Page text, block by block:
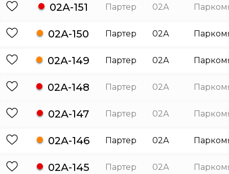
02А-151 Партер 02А
02А-150 Партер 02А
02А-149 Партер 02А
02А-148 Партер 02А
02А-147 Партер 02А
02А-146 Партер 02А
02А-145 Партер 02А